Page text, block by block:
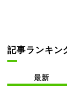
記事ランキン
最新